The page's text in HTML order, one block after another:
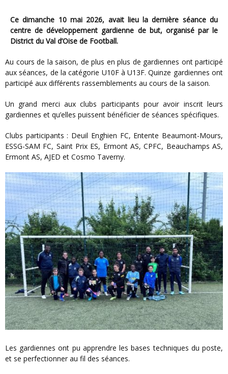
Ce dimanche 10 mai 2026, avait lieu la dernière séance du
centre de développement gardienne de but, organisé par le
District du Val d’Oise de Football.
Au cours de la saison, de plus en plus de gardiennes ont participé
aux séances, de la catégorie U10F à U13F. Quinze gardiennes ont
participé aux différents rassemblements au cours de la saison.
Un grand merci aux clubs participants pour avoir inscrit leurs
gardiennes et qu’elles puissent bénéficier de séances spécifiques.
Clubs participants : Deuil Enghien FC, Entente Beaumont-Mours,
ESSG-SAM FC, Saint Prix ES, Ermont AS, CPFC, Beauchamps AS,
Ermont AS, AJED et Cosmo Taverny.
Les gardiennes ont pu apprendre les bases techniques du poste,
et se perfectionner au fil des séances.